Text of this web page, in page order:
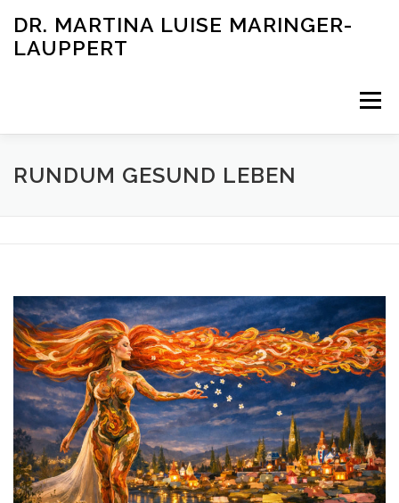
content
DR. MARTINA LUISE MARINGER-
LAUPPERT
Menu
RUNDUM GESUND LEBEN
RUNDUM GESUND LEBEN